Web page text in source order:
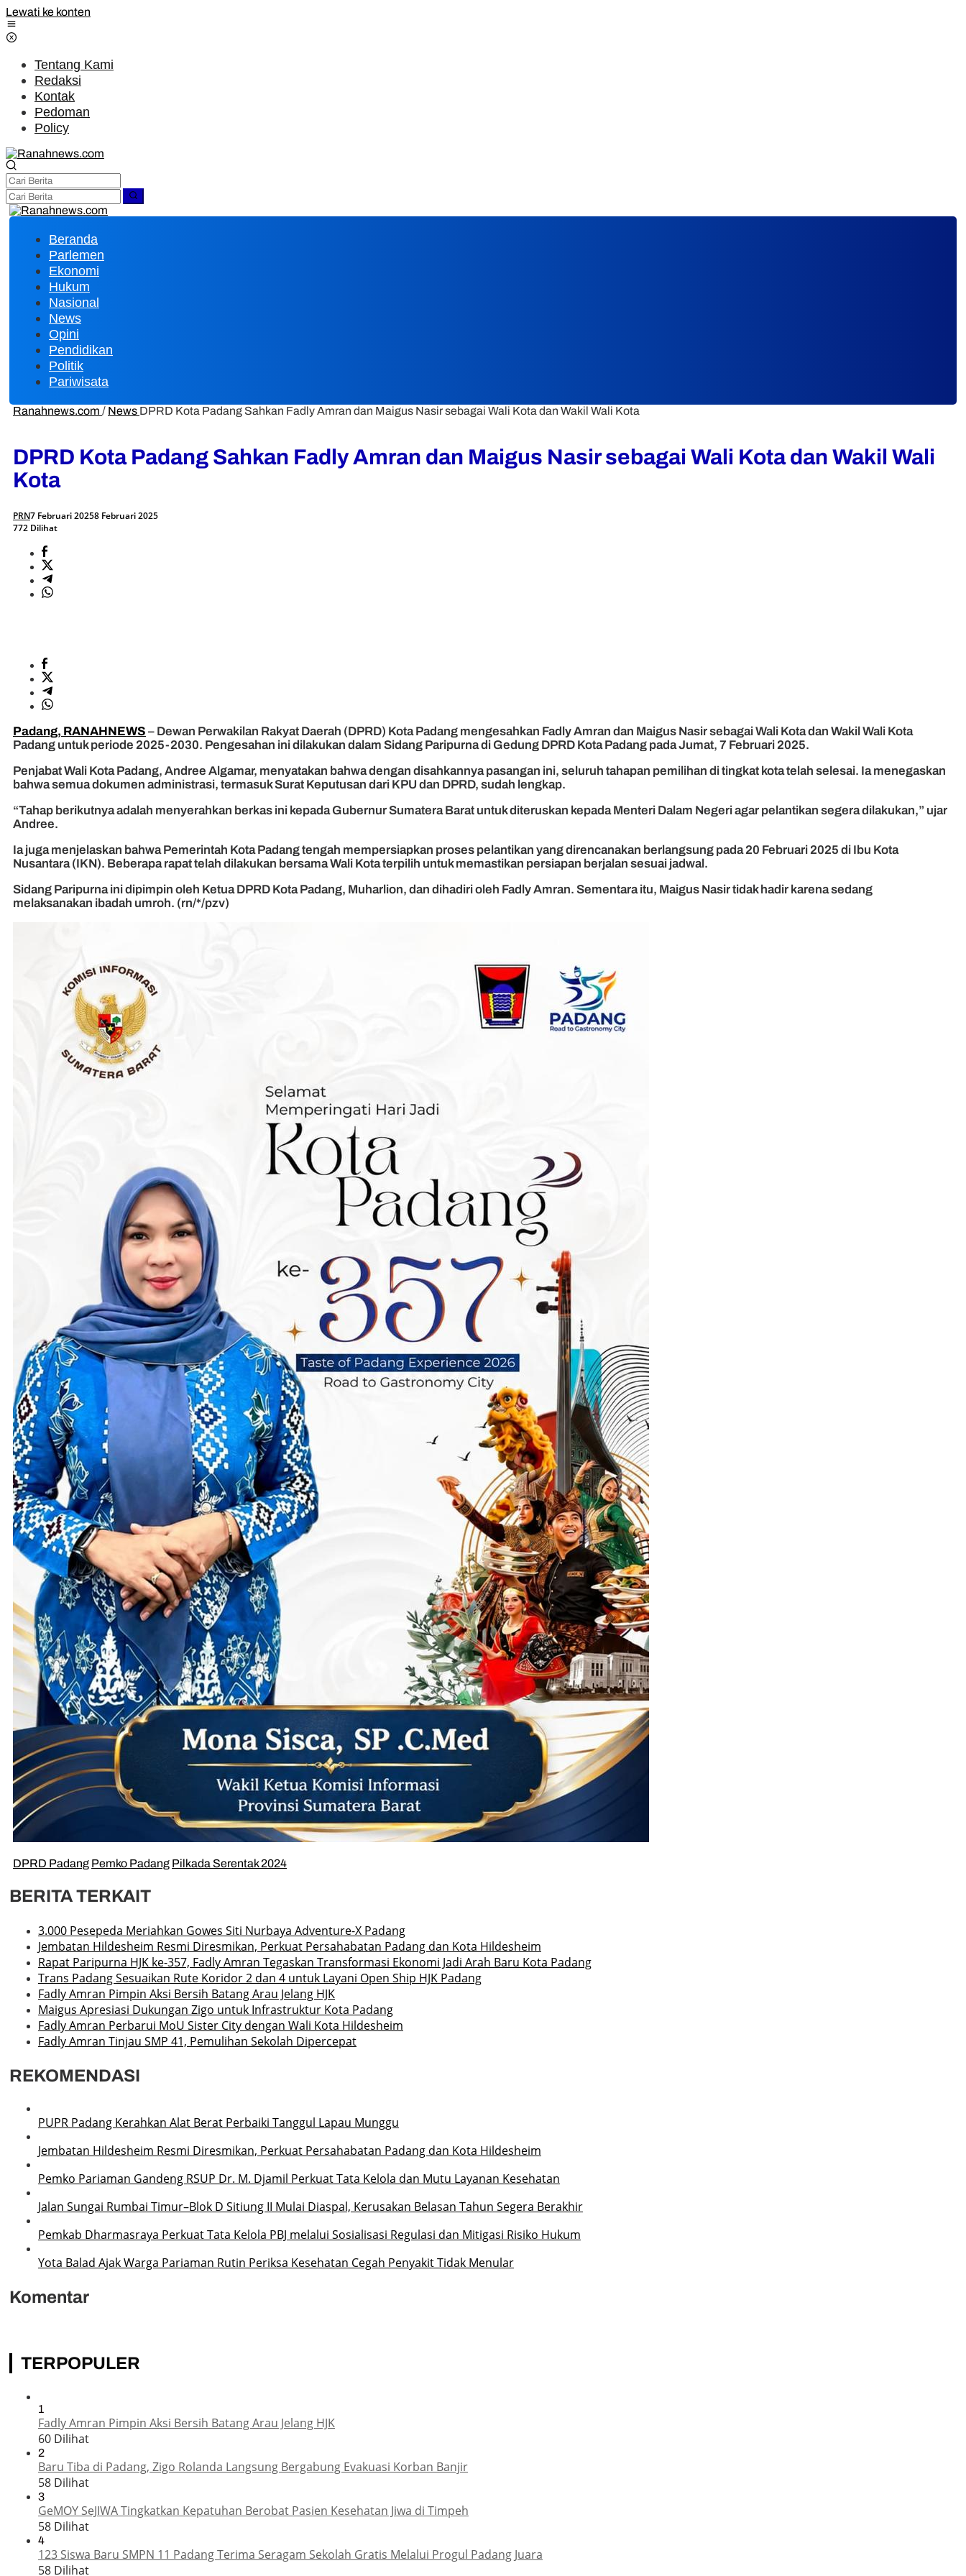
Lewati ke konten
Tentang Kami
Redaksi
Kontak
Pedoman
Policy
Beranda
Parlemen
Ekonomi
Hukum
Nasional
News
Opini
Pendidikan
Politik
Pariwisata
Ranahnews.com / News DPRD Kota Padang Sahkan Fadly Amran dan Maigus Nasir sebagai Wali Kota dan Wakil Wali Kota
DPRD Kota Padang Sahkan Fadly Amran dan Maigus Nasir sebagai Wali Kota dan Wakil Wali
Kota
PRN7 Februari 20258 Februari 2025
772 Dilihat
Padang, RANAHNEWS – Dewan Perwakilan Rakyat Daerah (DPRD) Kota Padang mengesahkan Fadly Amran dan Maigus Nasir sebagai Wali Kota dan Wakil Wali Kota
Padang untuk periode 2025-2030. Pengesahan ini dilakukan dalam Sidang Paripurna di Gedung DPRD Kota Padang pada Jumat, 7 Februari 2025.
Penjabat Wali Kota Padang, Andree Algamar, menyatakan bahwa dengan disahkannya pasangan ini, seluruh tahapan pemilihan di tingkat kota telah selesai. Ia menegaskan
bahwa semua dokumen administrasi, termasuk Surat Keputusan dari KPU dan DPRD, sudah lengkap.
“Tahap berikutnya adalah menyerahkan berkas ini kepada Gubernur Sumatera Barat untuk diteruskan kepada Menteri Dalam Negeri agar pelantikan segera dilakukan,” ujar
Andree.
Ia juga menjelaskan bahwa Pemerintah Kota Padang tengah mempersiapkan proses pelantikan yang direncanakan berlangsung pada 20 Februari 2025 di Ibu Kota
Nusantara (IKN). Beberapa rapat telah dilakukan bersama Wali Kota terpilih untuk memastikan persiapan berjalan sesuai jadwal.
Sidang Paripurna ini dipimpin oleh Ketua DPRD Kota Padang, Muharlion, dan dihadiri oleh Fadly Amran. Sementara itu, Maigus Nasir tidak hadir karena sedang
melaksanakan ibadah umroh. (rn/*/pzv)
DPRD Padang Pemko Padang Pilkada Serentak 2024
BERITA TERKAIT
3.000 Pesepeda Meriahkan Gowes Siti Nurbaya Adventure-X Padang
Jembatan Hildesheim Resmi Diresmikan, Perkuat Persahabatan Padang dan Kota Hildesheim
Rapat Paripurna HJK ke-357, Fadly Amran Tegaskan Transformasi Ekonomi Jadi Arah Baru Kota Padang
Trans Padang Sesuaikan Rute Koridor 2 dan 4 untuk Layani Open Ship HJK Padang
Fadly Amran Pimpin Aksi Bersih Batang Arau Jelang HJK
Maigus Apresiasi Dukungan Zigo untuk Infrastruktur Kota Padang
Fadly Amran Perbarui MoU Sister City dengan Wali Kota Hildesheim
Fadly Amran Tinjau SMP 41, Pemulihan Sekolah Dipercepat
REKOMENDASI
PUPR Padang Kerahkan Alat Berat Perbaiki Tanggul Lapau Munggu
Jembatan Hildesheim Resmi Diresmikan, Perkuat Persahabatan Padang dan Kota Hildesheim
Pemko Pariaman Gandeng RSUP Dr. M. Djamil Perkuat Tata Kelola dan Mutu Layanan Kesehatan
Jalan Sungai Rumbai Timur–Blok D Sitiung II Mulai Diaspal, Kerusakan Belasan Tahun Segera Berakhir
Pemkab Dharmasraya Perkuat Tata Kelola PBJ melalui Sosialisasi Regulasi dan Mitigasi Risiko Hukum
Yota Balad Ajak Warga Pariaman Rutin Periksa Kesehatan Cegah Penyakit Tidak Menular
Komentar
TERPOPULER
1
Fadly Amran Pimpin Aksi Bersih Batang Arau Jelang HJK
60 Dilihat
2
Baru Tiba di Padang, Zigo Rolanda Langsung Bergabung Evakuasi Korban Banjir
58 Dilihat
3
GeMOY SeJIWA Tingkatkan Kepatuhan Berobat Pasien Kesehatan Jiwa di Timpeh
58 Dilihat
4
123 Siswa Baru SMPN 11 Padang Terima Seragam Sekolah Gratis Melalui Progul Padang Juara
58 Dilihat